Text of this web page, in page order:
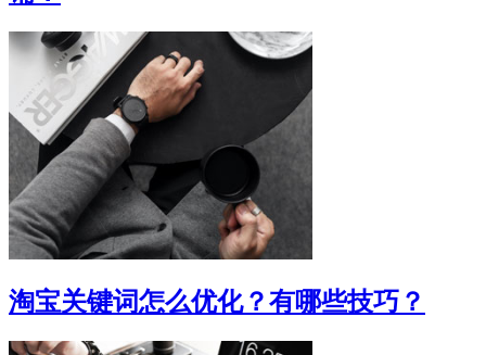
淘宝关键词怎么优化？有哪些技巧？